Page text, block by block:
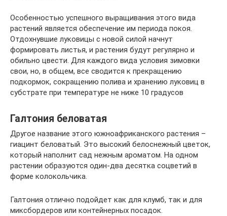
Особенностью успешного выращивания этого вида
растений является обеспечение им периода покоя.
Отдохнувшие луковицы с новой силой начнут
формировать листья, и растения будут регулярно и
обильно цвести. Для каждого вида условия зимовки
свои, но, в общем, все сводится к прекращению
подкормок, сокращению полива и хранению луковиц в
субстрате при температуре не ниже 10 градусов
Галтония беловатая
Другое название этого южноафриканского растения –
гиацинт беловатый. Это высокий белоснежный цветок,
который наполнит сад нежным ароматом. На одном
растении образуются один-два десятка соцветий в
форме колокольчика.
Галтония отлично подойдет как для клумб, так и для
миксбордеров или контейнерных посадок.